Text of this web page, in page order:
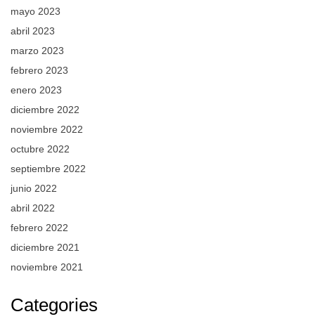
mayo 2023
abril 2023
marzo 2023
febrero 2023
enero 2023
diciembre 2022
noviembre 2022
octubre 2022
septiembre 2022
junio 2022
abril 2022
febrero 2022
diciembre 2021
noviembre 2021
Categories